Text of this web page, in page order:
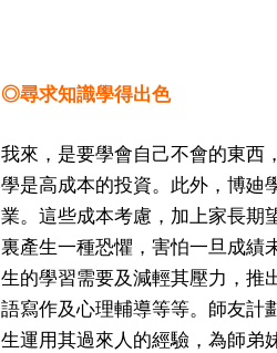
◎尋求知識學得出色
我來，是要學會自己不會的東西
學是高成本的投資。此外，博廸
業。這些成本考慮，加上家長期
裏產生一種恐懼，害怕一旦成績
生的學習需要及減輕其壓力，推
語寫作及心理輔導等等。師友計
生運用其過來人的經驗，為師弟